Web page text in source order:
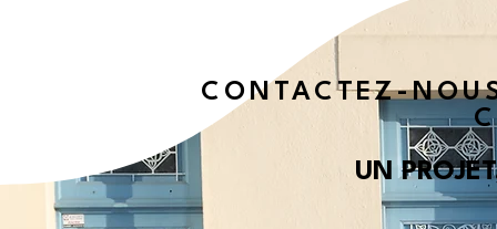
CONTACTEZ-
UN